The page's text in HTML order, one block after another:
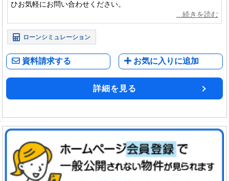
ひお気軽にお問い合わせください。
ローンシミュレーション
資料請求する お気に入りに追加
詳細を見る